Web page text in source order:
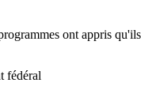
ont appris
fédéral